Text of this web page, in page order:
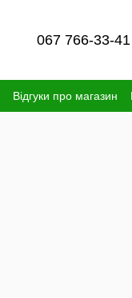
067 766-33-41
Відгуки про магазин